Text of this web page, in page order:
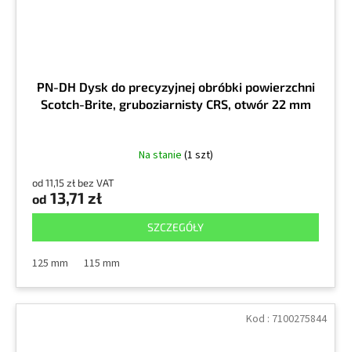
PN-DH Dysk do precyzyjnej obróbki powierzchni
Scotch-Brite, gruboziarnisty CRS, otwór 22 mm
Na stanie (1 szt)
od 11,15 zł bez VAT
od 13,71 zł
SZCZEGÓŁY
125 mm 115 mm
Kod : 7100275844